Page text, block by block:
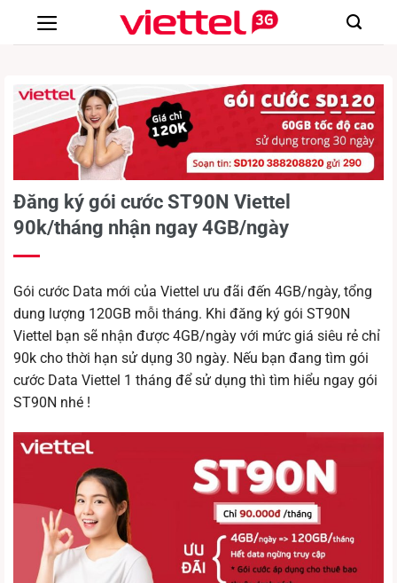
Đăng ký gói cước ST90N Viettel
90k/tháng nhận ngay 4GB/ngày
Gói cước Data mới của Viettel ưu đãi đến 4GB/ngày, tổng
dung lượng 120GB mỗi tháng. Khi đăng ký gói ST90N
Viettel bạn sẽ nhận được 4GB/ngày với mức giá siêu rẻ chỉ
90k cho thời hạn sử dụng 30 ngày. Nếu bạn đang tìm gói
cước Data Viettel 1 tháng để sử dụng thì tìm hiểu ngay gói
ST90N nhé !